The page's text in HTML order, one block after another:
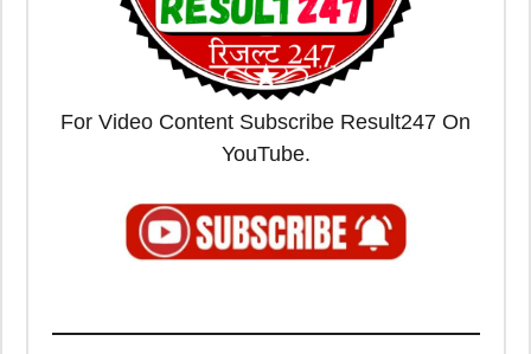
For Video Content Subscribe Result247 On
YouTube.